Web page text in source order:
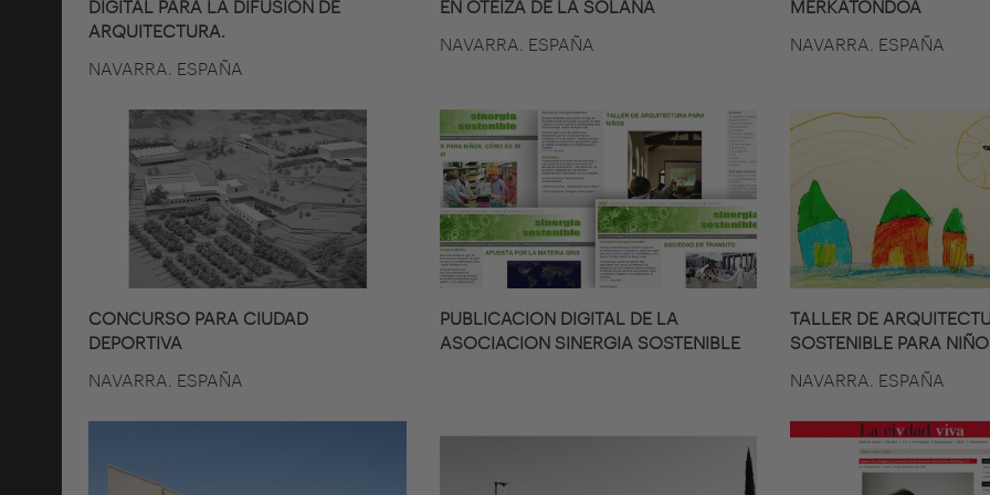
DIGITAL PARA LA DIFUSION DE
ARQUITECTURA.
NAVARRA. ESPAÑA
EN OTEIZA DE LA SOLANA
NAVARRA. ESPAÑA
MERKATONDOA
NAVARRA. ESPAÑA
CONCURSO PARA CIUDAD
DEPORTIVA
NAVARRA. ESPAÑA
PUBLICACION DIGITAL DE LA
ASOCIACION SINERGIA SOSTENIBLE
TALLER DE
SOSTENIBLE PARA
NAVARRA. ESPAÑA